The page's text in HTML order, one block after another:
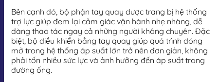
Bên cạnh đó, bộ phận tay quay được trang bị hệ thống
trợ lực giúp đem lại cảm giác vận hành nhẹ nhàng, dễ
dàng thao tác ngay cả những người không chuyên. Đặc
biệt, bộ điều khiển bằng tay quay giúp quá trình đóng
mở trong hệ thống áp suất lớn trở nên đơn giản, không
phải tốn nhiều sức lực và ảnh hưởng đến áp suất trong
đường ống.